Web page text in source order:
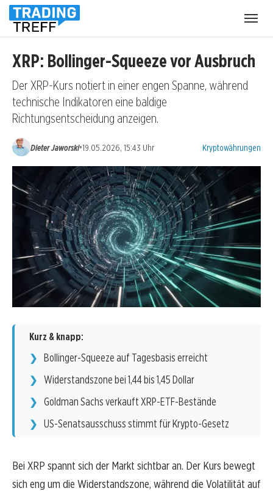
XRP: Bollinger-Squeeze vor Ausbruch
Der XRP-Kurs notiert in einer engen Spanne, während
technische Indikatoren eine baldige
Richtungsentscheidung anzeigen.
Dieter Jaworski•19.05.2026, 15:43 Uhr Kategorien:
Kryptowährungen
Kurz & knapp:
Bollinger-Squeeze auf Tagesbasis erreicht
Widerstandszone bei 1,44 bis 1,45 Dollar
Goldman Sachs verkauft XRP-ETF-Bestände
US-Senatsausschuss stimmt für Krypto-Gesetz
Bei XRP spannt sich der Markt sichtbar an. Der Kurs bewegt
sich eng um die Widerstandszone, während die Volatilität auf